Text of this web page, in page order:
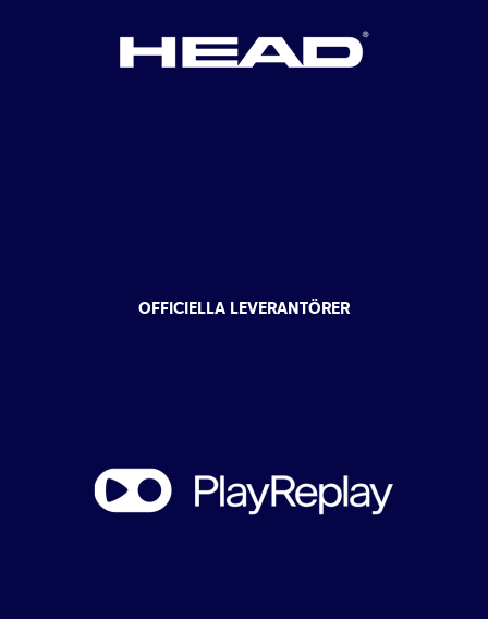
OFFICIELLA LEVERANTÖRER